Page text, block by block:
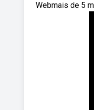
Webmais de 5